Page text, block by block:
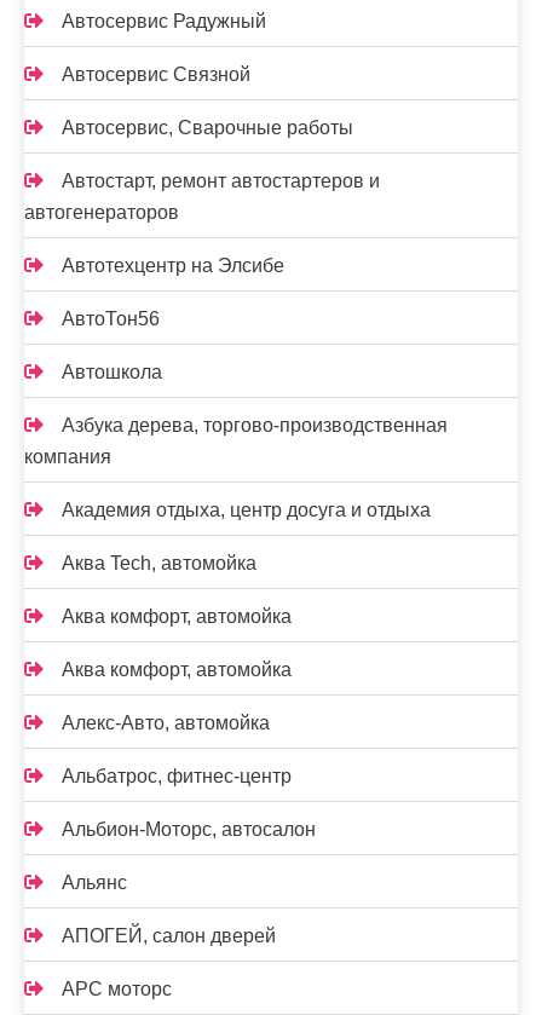
Автосервис Радужный
Автосервис Связной
Автосервис, Сварочные работы
Автостарт, ремонт автостартеров и
автогенераторов
Автотехцентр на Элсибе
АвтоТон56
Автошкола
Азбука дерева, торгово-производственная
компания
Академия отдыха, центр досуга и отдыха
Аква Tech, автомойка
Аква комфорт, автомойка
Аква комфорт, автомойка
Алекс-Авто, автомойка
Альбатрос, фитнес-центр
Альбион-Моторс, автосалон
Альянс
АПОГЕЙ, салон дверей
АРС моторс